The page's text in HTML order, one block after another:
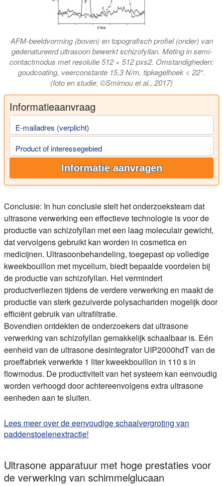
AFM-beeldvorming (boven) en topografisch profiel (onder) van
gedenatureerd ultrasoon bewerkt schizofyllan. Meting in semi-
contactmodus met resolutie 512 × 512 pxs2. Omstandigheden:
goudcoating, veerconstante 15,3 N/m, tipkegelhoek < 22°.
(foto en studie: ©Smirnou et al., 2017)
Informatieaanvraag
E-mailadres (verplicht)
Product of interessegebied
Informatie aanvragen
Conclusie: In hun conclusie stelt het onderzoeksteam dat
ultrasone verwerking een effectieve technologie is voor de
productie van schizofyllan met een laag moleculair gewicht,
dat vervolgens gebruikt kan worden in cosmetica en
medicijnen. Ultrasoonbehandeling, toegepast op volledige
kweekbouillon met mycelium, biedt bepaalde voordelen bij
de productie van schizofyllan. Het vermindert
productverliezen tijdens de verdere verwerking en maakt de
productie van sterk gezuiverde polysachariden mogelijk door
efficiënt gebruik van ultrafiltratie.
Bovendien ontdekten de onderzoekers dat ultrasone
verwerking van schizofyllan gemakkelijk schaalbaar is. Eén
eenheid van de ultrasone desintegrator UIP2000hdT van de
proeffabriek verwerkte 1 liter kweekbouillon in 110 s in
flowmodus. De productiviteit van het systeem kan eenvoudig
worden verhoogd door achtereenvolgens extra ultrasone
eenheden aan te sluiten.
Lees meer over de eenvoudige schaalvergroting van
paddenstoelenextractie!
Ultrasone apparatuur met hoge prestaties voor
de verwerking van schimmelglucaan